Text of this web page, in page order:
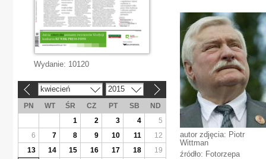
autor zdjęcia: Piotr
Wittman
źródło: Fotorzepa
Wydanie: 10120
kwiecień 2015
PN WT ŚR CZ PT SB
ND
1
2 3 4
5
6
7 8 9 10 11
12
13
14 15 16 17 18
19